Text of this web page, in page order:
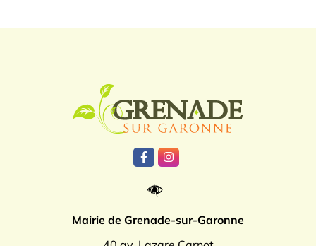
Lien vers le compte Facebook
Lien vers le compte
Mairie de Grenade-sur-Garonne